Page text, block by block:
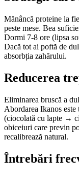
Mănâncă proteine la
peste mese. Bea
Dormi 7-8 ore (lipsa
Dacă tot ai poftă de
absorbția zahărului.
Reducerea
Eliminarea bruscă a
Abordarea Ikanos
(ciocolată cu lapte →
obiceiuri care previn
recalibrează natural.
Întrebări